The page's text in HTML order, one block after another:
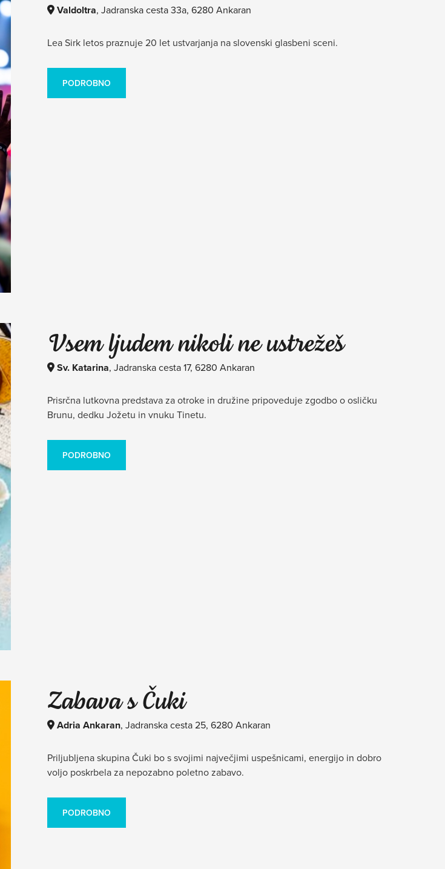
Valdoltra, Jadranska cesta 33a, 6280 Ankaran
Lea Sirk letos praznuje 20 let ustvarjanja na slovenski glasbeni sceni.
PODROBNO
Vsem ljudem nikoli ne ustrežeš
Sv. Katarina, Jadranska cesta 17, 6280 Ankaran
Prisrčna lutkovna predstava za otroke in družine pripoveduje zgodbo o osličku
Brunu, dedku Jožetu in vnuku Tinetu.
PODROBNO
Zabava s Čuki
Adria Ankaran, Jadranska cesta 25, 6280 Ankaran
Priljubljena skupina Čuki bo s svojimi največjimi uspešnicami, energijo in dobro
voljo poskrbela za nepozabno poletno zabavo.
PODROBNO